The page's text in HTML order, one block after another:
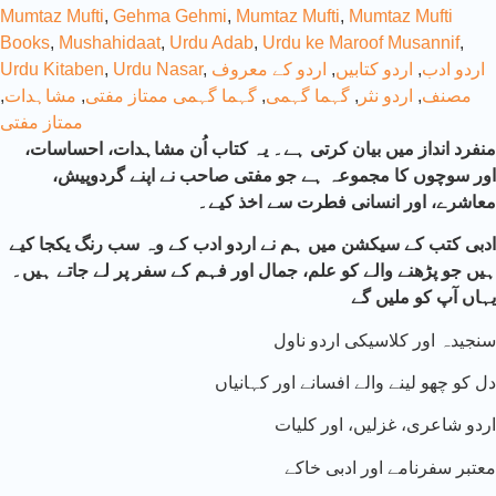
Mumtaz Mufti, Gehma Gehmi, Mumtaz Mufti, Mumtaz Mufti
Books, Mushahidaat, Urdu Adab, Urdu ke Maroof Musannif,
Urdu Kitaben, Urdu Nasar, اردو ادب, اردو کتابیں, اردو کے معروف
مصنف, اردو نثر , گہما گہمی, گہما گہمی ممتاز مفتی, مشاہدات,
ممتاز مفتی
منفرد انداز میں بیان کرتی ہے۔ یہ کتاب اُن مشاہدات، احساسات،
اور سوچوں کا مجموعہ ہے جو مفتی صاحب نے اپنے گردوپیش،
معاشرے، اور انسانی فطرت سے اخذ کیے۔
ادبی کتب کے سیکشن میں ہم نے اردو ادب کے وہ سب رنگ یکجا کیے
ہیں جو پڑھنے والے کو علم، جمال اور فہم کے سفر پر لے جاتے ہیں۔
یہاں آپ کو ملیں گے
سنجیدہ اور کلاسیکی اردو ناول
دل کو چھو لینے والے افسانے اور کہانیاں
اردو شاعری، غزلیں، اور کلیات
معتبر سفرنامے اور ادبی خاکے